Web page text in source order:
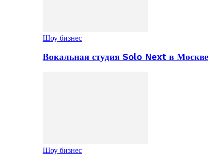
Шоу бизнес
Вокальная студия Solo Next в Москве
Шоу бизнес